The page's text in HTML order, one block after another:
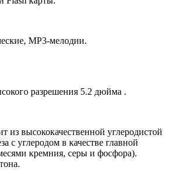
MP3-мелодии.
разрешения 5.2 дюйма .
из высококачественной углеродистой
с углеродом в качестве главной
кремния, серы и фосфора).